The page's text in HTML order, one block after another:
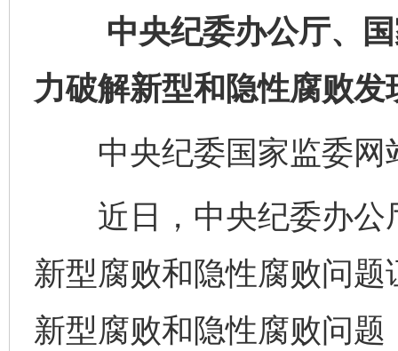
中央纪委办公厅、国
力破解新型和隐性腐败
中央纪委国家监委网
近日，中央纪委办公
新型腐败和隐性腐败问
新型腐败和隐性腐败问